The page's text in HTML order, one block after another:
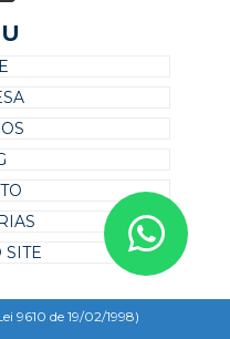
SITE
9610 de 19/02/1998)